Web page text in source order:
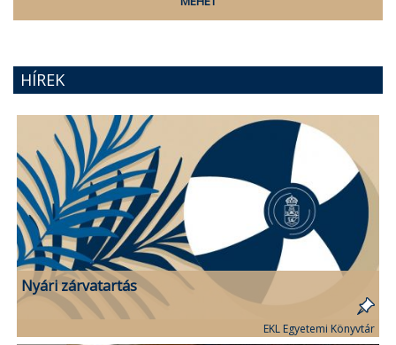
HÍREK
Nyári zárvatartás
EKL Egyetemi Könyvtár